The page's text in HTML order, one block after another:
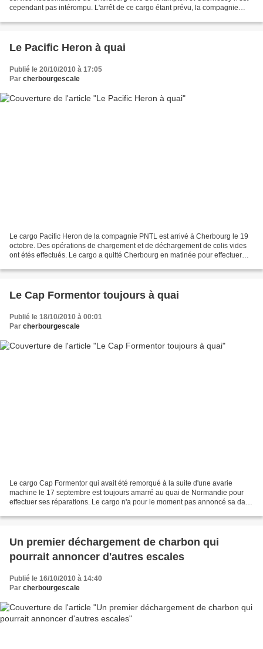
cependant pas intérompu. L'arrêt de ce cargo étant prévu, la compagnie
Le Pacific Heron à quai
Publié le 20/10/2010 à 17:05
Par cherbourgescale
Le cargo Pacific Heron de la compagnie PNTL est arrivé à Cherbourg le 19
octobre. Des opérations de chargement et de déchargement de colis vides
ont étés effectués. Le cargo a quitté Cherbourg en matinée pour effectuer
Le Cap Formentor toujours à quai
Publié le 18/10/2010 à 00:01
Par cherbourgescale
Le cargo Cap Formentor qui avait été remorqué à la suite d'une avarie
machine le 17 septembre est toujours amarré au quai de Normandie pour
effectuer ses réparations. Le cargo n'a pour le moment pas annoncé sa date
Un premier déchargement de charbon qui
pourrait annoncer d'autres escales
Publié le 16/10/2010 à 14:40
Par cherbourgescale